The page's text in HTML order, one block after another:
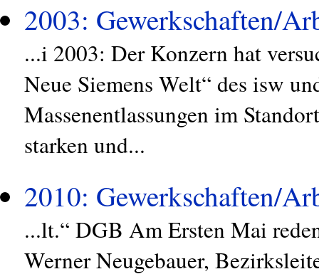
2003: Gewerkschaften/
...i 2003: Der Konzern hat
Neue Siemens Welt“ des isw
Massenentlassungen im
starken und...
2010: Gewerkschaften/
...lt.“ DGB Am Ersten Mai
Werner Neugebauer,